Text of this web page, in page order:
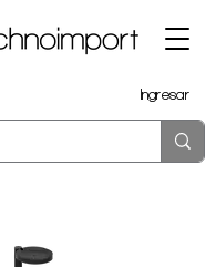
Ingresar